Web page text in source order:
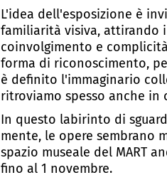
L'idea dell'esposizione è
familiarità visiva, attirando
coinvolgimento e
forma di riconoscimento,
è definito l'immaginario
ritroviamo spesso anche in
In questo labirinto di
mente, le opere sembrano
spazio museale del MART
fino al 1 novembre.